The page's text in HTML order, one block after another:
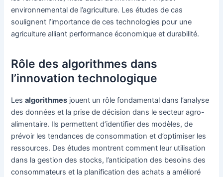
environnemental de l’agriculture. Les études de cas
soulignent l’importance de ces technologies pour une
agriculture alliant performance économique et durabilité.
Rôle des algorithmes dans
l’innovation technologique
Lesalgorithmes jouent un rôle fondamental dans l’analyse
des données et la prise de décision dans le secteur agro-
alimentaire. Ils permettent d’identifier des modèles, de
prévoir les tendances de consommation et d’optimiser les
ressources. Des études montrent comment leur utilisation
dans la gestion des stocks, l’anticipation des besoins des
consommateurs et la planification des achats a amélioré